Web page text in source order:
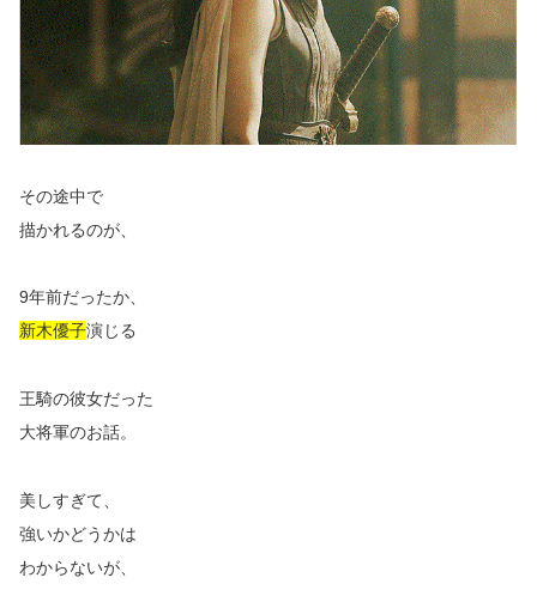
その途中で
描かれるのが、
9年前だったか、
新木優子演じる
王騎の彼女だった
大将軍のお話。
美しすぎて、
強いかどうかは
わからないが、